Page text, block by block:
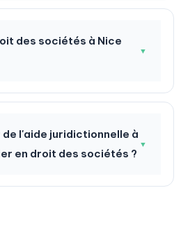
des sociétés à Nice
▼
l'aide juridictionnelle à
en droit des sociétés ?
▼